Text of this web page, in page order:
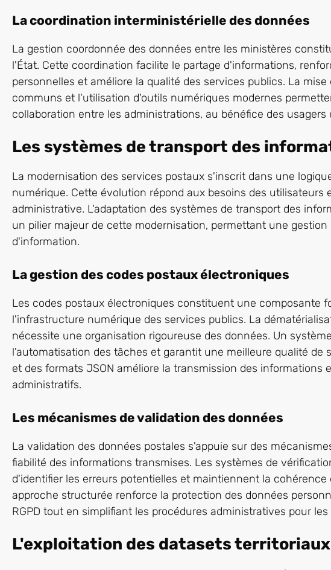
La coordination interministérielle des données
La gestion coordonnée des données entre les ministères
l'État. Cette coordination facilite le partage d'informations,
personnelles et améliore la qualité des services publics. La
communs et l'utilisation d'outils numériques modernes
collaboration entre les administrations, au bénéfice des usagers
Les systèmes de transport des
La modernisation des services postaux s'inscrit dans une
numérique. Cette évolution répond aux besoins des utilisateurs
administrative. L'adaptation des systèmes de transport des
un pilier majeur de cette modernisation, permettant une
d'information.
La gestion des codes postaux électroniques
Les codes postaux électroniques constituent une composante
l'infrastructure numérique des services publics. La
nécessite une organisation rigoureuse des données. Un
l'automatisation des tâches et garantit une meilleure qualité de
et des formats JSON améliore la transmission des informations
administratifs.
Les mécanismes de validation des données
La validation des données postales s'appuie sur des
fiabilité des informations transmises. Les systèmes de
d'identifier les erreurs potentielles et maintiennent la cohérence
approche structurée renforce la protection des données
RGPD tout en simplifiant les procédures administratives pour les
L'exploitation des datasets territoriaux